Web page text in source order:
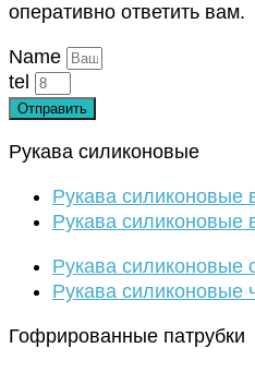
оперативно ответить вам.
Name
tel
Отправить
Рукава силиконовые
Рукава силиконовые
Рукава силиконовые
Рукава силиконовые
Рукава силиконовые
Гофрированные патрубки